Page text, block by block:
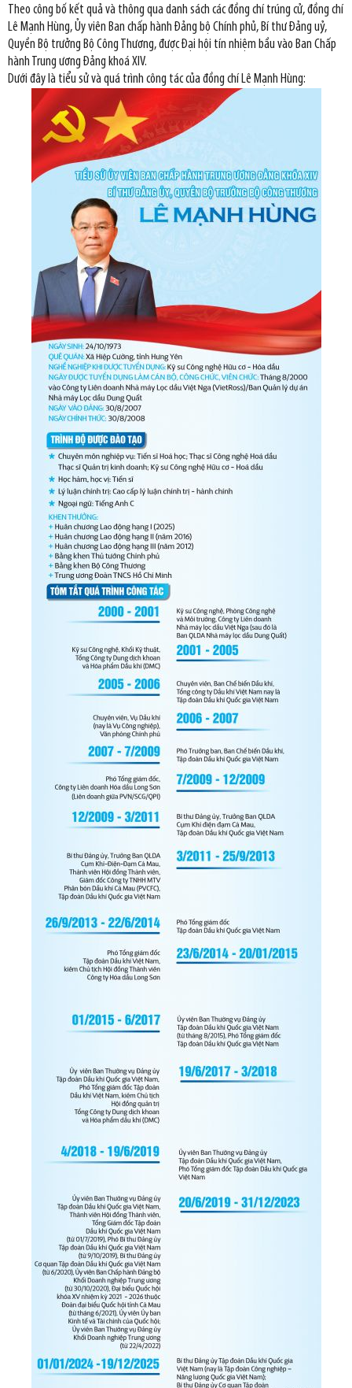
Theo công bố kết quả và thông qua danh sách các đồng chí trúng cử, đồng chí
Lê Mạnh Hùng, Ủy viên Ban chấp hành Đảng bộ Chính phủ, Bí thư Đảng uỷ,
Quyền Bộ trưởng Bộ Công Thương, được Đại hội tín nhiệm bầu vào Ban Chấp
hành Trung ương Đảng khoá XIV.
Dưới đây là tiểu sử và quá trình công tác của đồng chí Lê Mạnh Hùng: